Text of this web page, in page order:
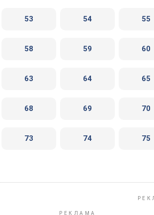
53 54 55
58 59 60
63 64 65
68 69 70
73 74 75